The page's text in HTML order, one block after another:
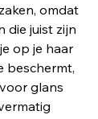
omdat
die juist zijn
op je haar
beschermt,
glans